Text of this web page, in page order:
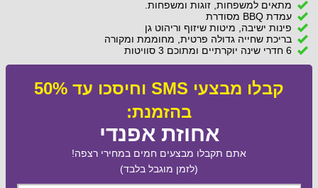
מתאים למשפחות, זוגות ומשפחות.
עמדת BBQ מסודרת
פינות ישיבה, מיטות שיזוף וריהוט גן
בריכת שחייה גדולה פרטית, מחוממת ומקורה
6 חדרי שינה יוקרתיים ומתוכם 3 סוויטות
קבלו מבצעי SMS וחיסכו עד 50%
בהזמנת:
אחוזת אפנדי
אתם תקבלו מבצעים חמים במחירי רצפה!
(לזמן מוגבל בלבד)